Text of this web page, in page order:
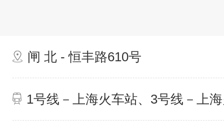
闸 北 - 恒丰路610号
1号线－上海火车站、3号线－上